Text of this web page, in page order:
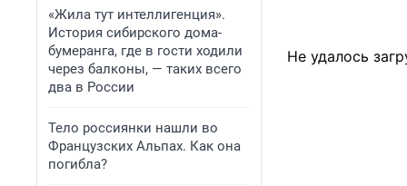
«Жила тут интеллигенция».
История сибирского дома-
бумеранга, где в гости ходили
через балконы, — таких всего
два в России
Тело россиянки нашли во
Французских Альпах. Как она
погибла?
Не удалось